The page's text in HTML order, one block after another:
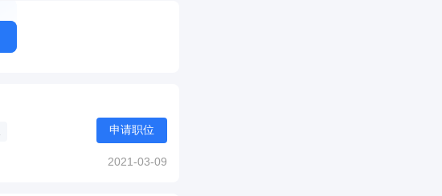
申请职位
2021-03-09